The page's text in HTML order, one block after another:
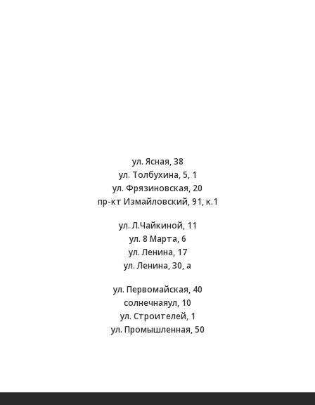
ул. Ясная, 38
ул. Толбухина, 5, 1
ул. Фрязиновская, 20
пр-кт Измайловский, 91, к.1
ул. Л.Чайкиной, 11
ул. 8 Марта, 6
ул. Ленина, 17
ул. Ленина, 30, а
ул. Первомайская, 40
солнечнаяул, 10
ул. Строителей, 1
ул. Промышленная, 50